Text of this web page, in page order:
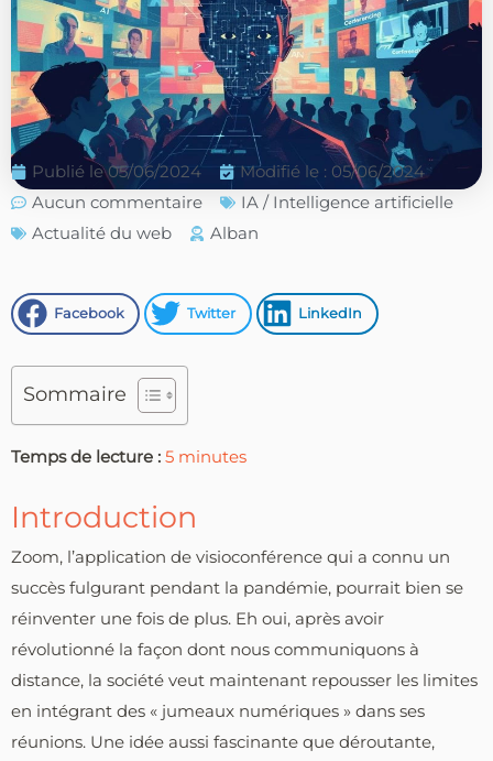
Publié le 05/06/2024
Modifié le : 05/06/2024
Aucun commentaire
IA / Intelligence artificielle
Actualité du web
Alban
Facebook Twitter LinkedIn
Sommaire
Temps de lecture : 5 minutes
Introduction
Zoom, l’application de visioconférence qui a connu un
succès fulgurant pendant la pandémie, pourrait bien se
réinventer une fois de plus. Eh oui, après avoir
révolutionné la façon dont nous communiquons à
distance, la société veut maintenant repousser les limites
en intégrant des « jumeaux numériques » dans ses
réunions. Une idée aussi fascinante que déroutante,